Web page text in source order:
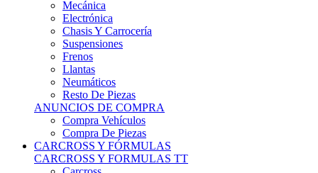
Mecánica
Electrónica
Chasis Y Carrocería
Suspensiones
Frenos
Llantas
Neumáticos
Resto De Piezas
ANUNCIOS DE COMPRA
Compra Vehículos
Compra De Piezas
CARCROSS Y FÓRMULAS
CARCROSS Y FORMULAS TT